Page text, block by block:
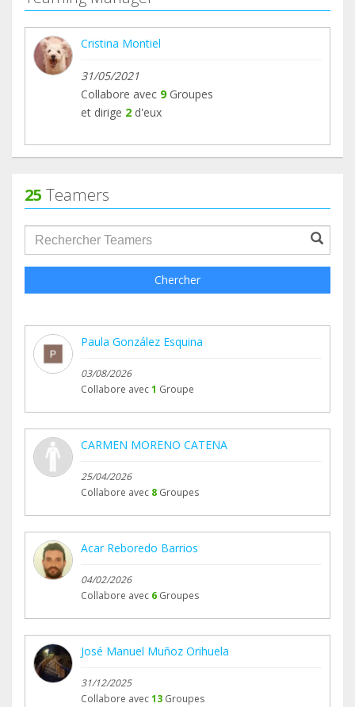
Cristina Montiel
31/05/2021
Collabore avec 9Groupes
et dirige 2 d'eux
25 Teamers
groupProfile.searchForm.search.text???
Chercher
Paula González Esquina
03/08/2026
Collabore avec1 Groupe
CARMEN MORENO CATENA
25/04/2026
Collabore avec 8 Groupes
Acar Reboredo Barrios
04/02/2026
Collabore avec 6 Groupes
José Manuel Muñoz Orihuela
31/12/2025
Collabore avec13 Groupes